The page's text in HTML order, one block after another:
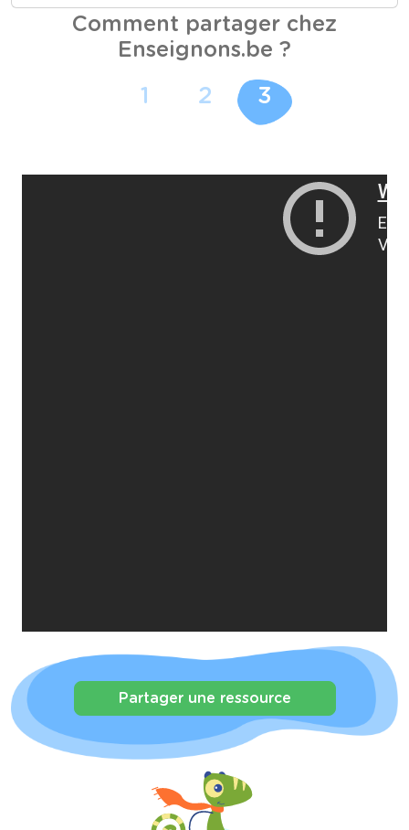
Comment partager chez
Enseignons.be ?
1 2 3
Partager une ressource